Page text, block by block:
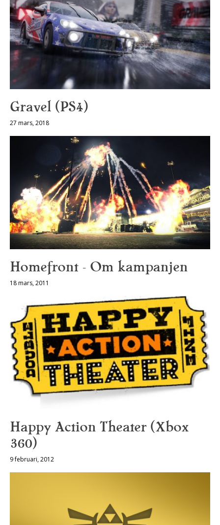
Gravel (PS4)
27 mars, 2018
Homefront – Om kampanjen
18 mars, 2011
Happy Action Theater (Xbox
360)
9 februari, 2012